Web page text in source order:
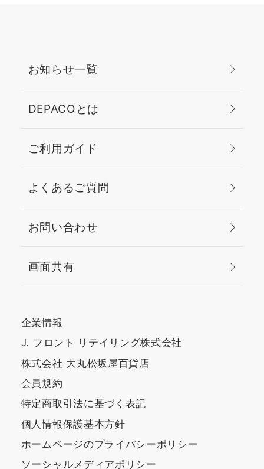
お知らせ一覧
DEPACOとは
ご利用ガイド
よくあるご質問
お問い合わせ
画面共有
企業情報
J. フロント リテイリング株式会社
株式会社 大丸松坂屋百貨店
会員規約
特定商取引法に基づく表記
個人情報保護基本方針
ホームページのプライバシーポリシー
ソーシャルメディアポリシー